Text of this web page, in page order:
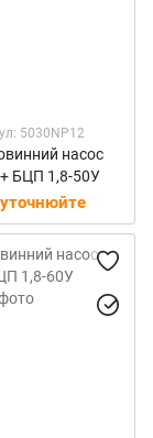
5030NP12
насос
БЦП 1,8-50У